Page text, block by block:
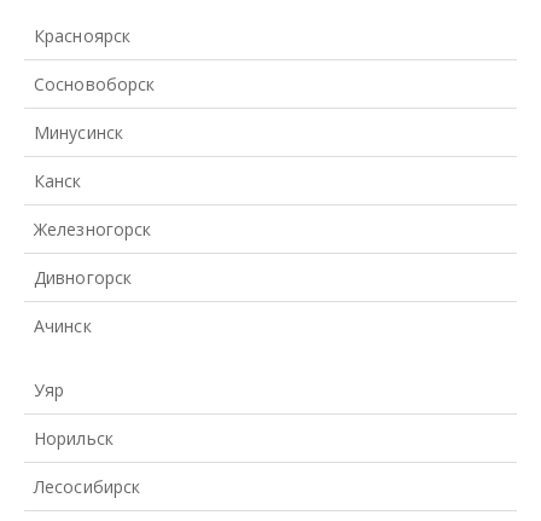
Красноярск
Сосновоборск
Минусинск
Канск
Железногорск
Дивногорск
Ачинск
Уяр
Норильск
Лесосибирск